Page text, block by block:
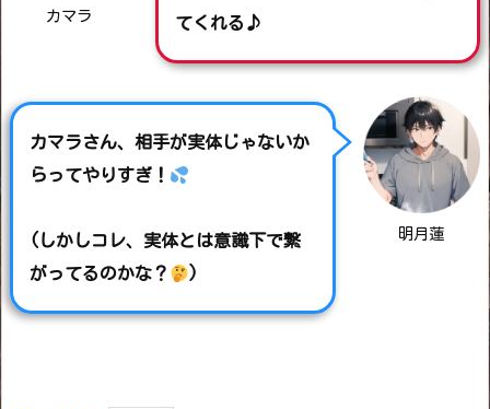
カマラ
てくれる♪
明月蓮
カマラさん、相手が実体じゃないか
らってやりすぎ！
(しかしコレ、実体とは意識下で繋
がってるのかな？
)